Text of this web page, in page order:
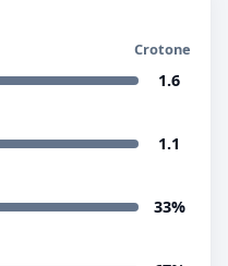
Crotone
1.6
1.1
33%